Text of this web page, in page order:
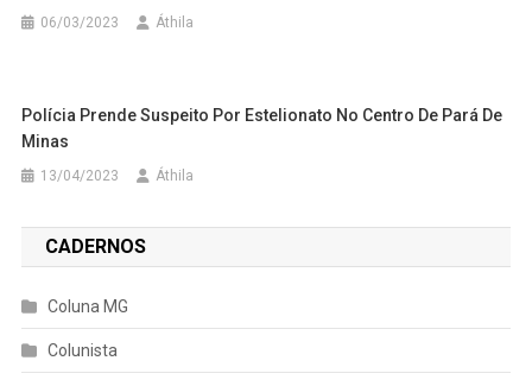
06/03/2023 Áthila
Polícia Prende Suspeito Por Estelionato No Centro De Pará De
Minas
13/04/2023 Áthila
CADERNOS
Coluna MG
Colunista